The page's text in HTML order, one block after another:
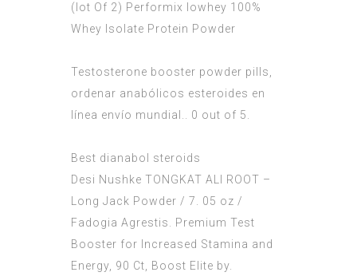
(lot Of 2) Performix Iowhey 100%
Whey Isolate Protein Powder
Testosterone booster powder pills,
ordenar anabólicos esteroides en
línea envío mundial.. 0 out of 5.
Best dianabol steroids
Desi Nushke TONGKAT ALI ROOT –
Long Jack Powder / 7. 05 oz /
Fadogia Agrestis. Premium Test
Booster for Increased Stamina and
Energy, 90 Ct, Boost Elite by.